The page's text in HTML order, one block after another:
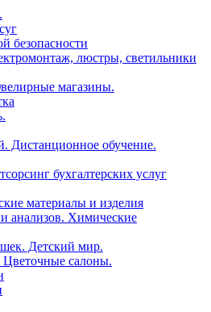
безопасности
люстры, светильники
магазины.
Дистанционное обучение.
бухгалтерских услуг
материалы и изделия
анализов. Химические
Детский мир.
салоны.